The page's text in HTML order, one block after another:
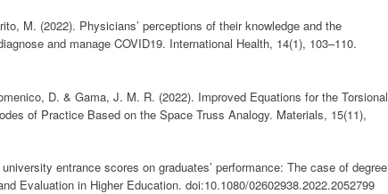
M. (2022). Physicians’ perceptions of their knowledge and the
and manage COVID19. International Health, 14(1), 103–110.
D. & Gama, J. M. R. (2022). Improved Equations for the Torsional
of Practice Based on the Space Truss Analogy. Materials, 15(11),
entrance scores on graduates’ performance: The case of degree
Evaluation in Higher Education. doi:10.1080/02602938.2022.2052799